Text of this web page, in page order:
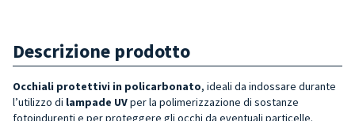
Descrizione prodotto
Occhiali protettivi in policarbonato, ideali da indossare durante
l’utilizzo di lampade UVper la polimerizzazione di sostanze
fotoindurenti e per proteggere gli occhi da eventuali particelle.